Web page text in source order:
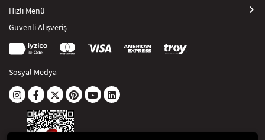
Hızlı Menü
Güvenli Alışveriş
Sosyal Medya